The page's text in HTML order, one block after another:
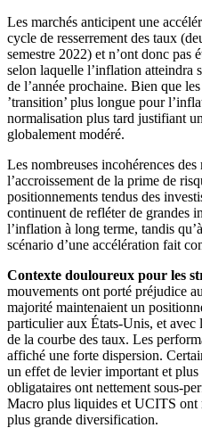
Les marchés anticipent une
cycle de resserrement des taux
semestre 2022) et n’ont donc pas
selon laquelle l’inflation atteindra
de l’année prochaine. Bien que
’transition’ plus longue pour
normalisation plus tard justifiant
globalement modéré.
Les nombreuses incohérences des
l’accroissement de la prime de
positionnements tendus des
continuent de refléter de grandes
l’inflation à long terme, tandis
scénario d’une accélération fait
Contexte douloureux pour les
mouvements ont porté préjudice
majorité maintenaient un
particulier aux États-Unis, et avec
de la courbe des taux. Les
affiché une forte dispersion.
un effet de levier important et plus
obligataires ont nettement sous-
Macro plus liquides et UCITS ont
plus grande diversification.